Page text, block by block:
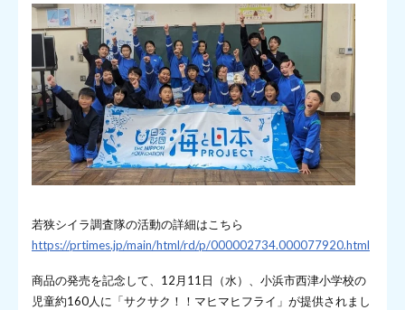
若狭シイラ調査隊の活動の詳細はこちら
https://prtimes.jp/main/html/rd/p/000002734.000077920.html
商品の発売を記念して、12月11日（水）、小浜市西津小学校の
児童約160人に「サクサク！！マヒマヒフライ」が提供されまし